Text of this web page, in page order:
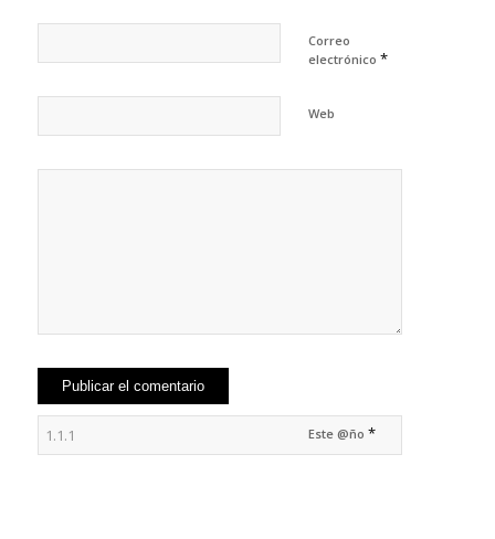
Correo
electrónico *
Web
Este @ño *